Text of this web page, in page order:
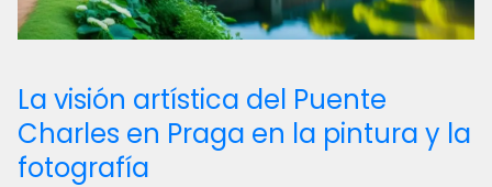
La visión artística del Puente
Charles en Praga en la pintura y la
fotografía